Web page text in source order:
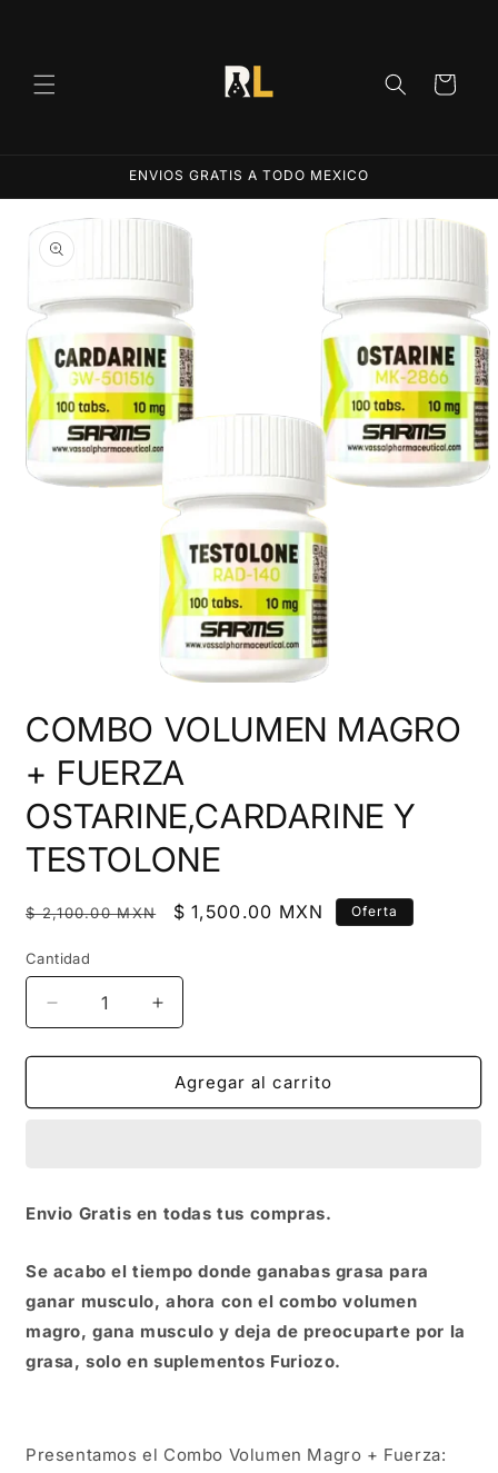
Carrito
ENVIOS GRATIS A TODO MEXICO
Ir
directamente
a la
información
del producto
multimedia
1
una
ventana
modal
COMBO VOLUMEN MAGRO
+ FUERZA
OSTARINE,CARDARINE Y
TESTOLONE
Precio
$ 2,100.00 MXN
Precio
$ 1,500.00 MXN Oferta
Cantidad
Reducir
cantidad
para
VOLUMEN
Y
Aumentar
cantidad
para
COMBO
VOLUMEN
Y
Agregar al carrito
Envio Gratis en todas tus compras.
Se acabo el tiempo donde ganabas grasa para
ganar musculo, ahora con el combo volumen
magro, gana musculo y deja de preocuparte por la
grasa, solo en suplementos Furiozo.
Presentamos el Combo Volumen Magro + Fuerza: